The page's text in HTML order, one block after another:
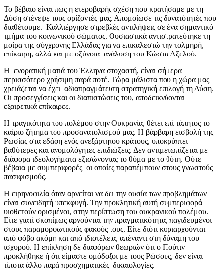
Το βέβαιο είναι πως η ετεροβαρής σχέση που κρατήσαμε με τη
Δύση στένεψε τους ορίζοντές μας. Απομοίωσε τις δυνατότητές που
διαθέτουμε. Καλλιέργησε στρεβλές αντιλήψεις σε ένα σημαντικό
τμήμα του κοινωνικού σώματος. Ουσιαστικά αντιστρατεύτηκε τη
μοίρα της σύγχρονης Ελλάδας για να επικαλεστώ την τολμηρή,
επίκαιρη, αλλά και με οξύνοια ανάλυση του Κώστα Αξελού.
Η ενορατική ματιά του Έλληνα στοχαστή, είναι σήμερα
περισσότερο χρήσιμη παρά ποτέ. Τώρα μάλιστα που η χώρα μας
χρειάζεται να έχει αδιαπραγμάτευτη στρατηγική επιλογή τη Δύση.
Οι προσεγγίσεις και οι διαπιστώσεις του, αποδεικνύονται
εξαιρετικά επίκαιρες.
Η τραγικότητα του πολέμου στην Ουκρανία, θέτει επί τάπητος το
καίριο ζήτημα του προσανατολισμού μας. Η βάρβαρη εισβολή της
Ρωσίας στα εδάφη ενός ανεξάρτητου κράτους, υποκρύπτει
βαθύτερες και ανομολόγητες επιδιώξεις. Δεν αντιμετωπίζεται με
διάφορα ιδεολογήματα εξισώνοντας το θύμα με το θύτη. Ούτε
βέβαια με συμπεριφορές οι οποίες παραπέμπουν στους γνωστούς
πασιφισμούς.
Η ειρηνοφιλία όταν αρνείται να δει την ουσία των προβλημάτων
είναι συνειδητή υπεκφυγή. Την προκλητική αυτή συμπεριφορά
υιοθετούν ορισμένοι, στην περίπτωση του ουκρανικού πολέμου.
Είτε γιατί σκοπίμως αρνούνται την πραγματικότητα, παγιδευμένοι
στους παραμορφωτικούς φακούς τους. Είτε διότι κυριαρχούνται
από φόβο ακόμη και από ιδιοτέλεια, απέναντι στη δύναμη του
ισχυρού. Η επίκληση δε διαφόρων θεωριών ότι ο Πούτιν
προκλήθηκε ή ότι είμαστε ομόδοξοι με τους Ρώσους, δεν είναι
τίποτα άλλο παρά προσχηματικές δικαιολογίες.